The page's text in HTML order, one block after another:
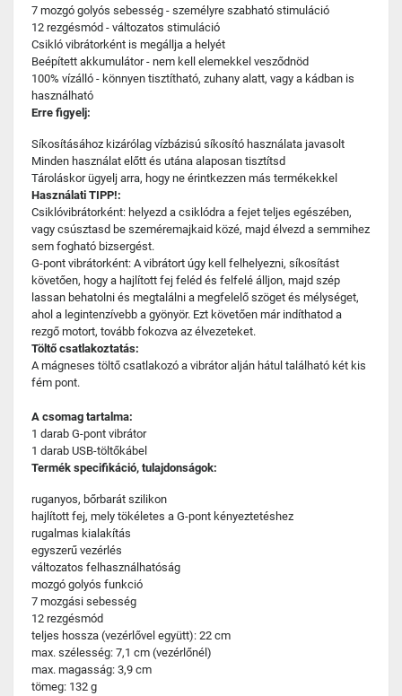
7 mozgó golyós sebesség - személyre szabható stimuláció
12 rezgésmód - változatos stimuláció
Csikló vibrátorként is megállja a helyét
Beépített akkumulátor - nem kell elemekkel vesződnöd
100% vízálló - könnyen tisztítható, zuhany alatt, vagy a kádban is
használható
Erre figyelj:
Síkosításához kizárólag vízbázisú síkosító használata javasolt
Minden használat előtt és utána alaposan tisztítsd
Tároláskor ügyelj arra, hogy ne érintkezzen más termékekkel
Használati TIPP!:
Csiklóvibrátorként: helyezd a csiklódra a fejet teljes egészében,
vagy csúsztasd be szeméremajkaid közé, majd élvezd a semmihez
sem fogható bizsergést.
G-pont vibrátorként: A vibrátort úgy kell felhelyezni, síkosítást
követően, hogy a hajlított fej feléd és felfelé álljon, majd szép
lassan behatolni és megtalálni a megfelelő szöget és mélységet,
ahol a legintenzívebb a gyönyör. Ezt követően már indíthatod a
rezgő motort, tovább fokozva az élvezeteket.
Töltő csatlakoztatás:
A mágneses töltő csatlakozó a vibrátor alján hátul található két kis
fém pont.
A csomag tartalma:
1 darab G-pont vibrátor
1 darab USB-töltőkábel
Termék specifikáció, tulajdonságok:
ruganyos, bőrbarát szilikon
hajlított fej, mely tökéletes a G-pont kényeztetéshez
rugalmas kialakítás
egyszerű vezérlés
változatos felhasználhatóság
mozgó golyós funkció
7 mozgási sebesség
12 rezgésmód
teljes hossza (vezérlővel együtt): 22 cm
max. szélesség: 7,1 cm (vezérlőnél)
max. magasság: 3,9 cm
tömeg: 132 g